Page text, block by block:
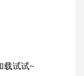
载试试~